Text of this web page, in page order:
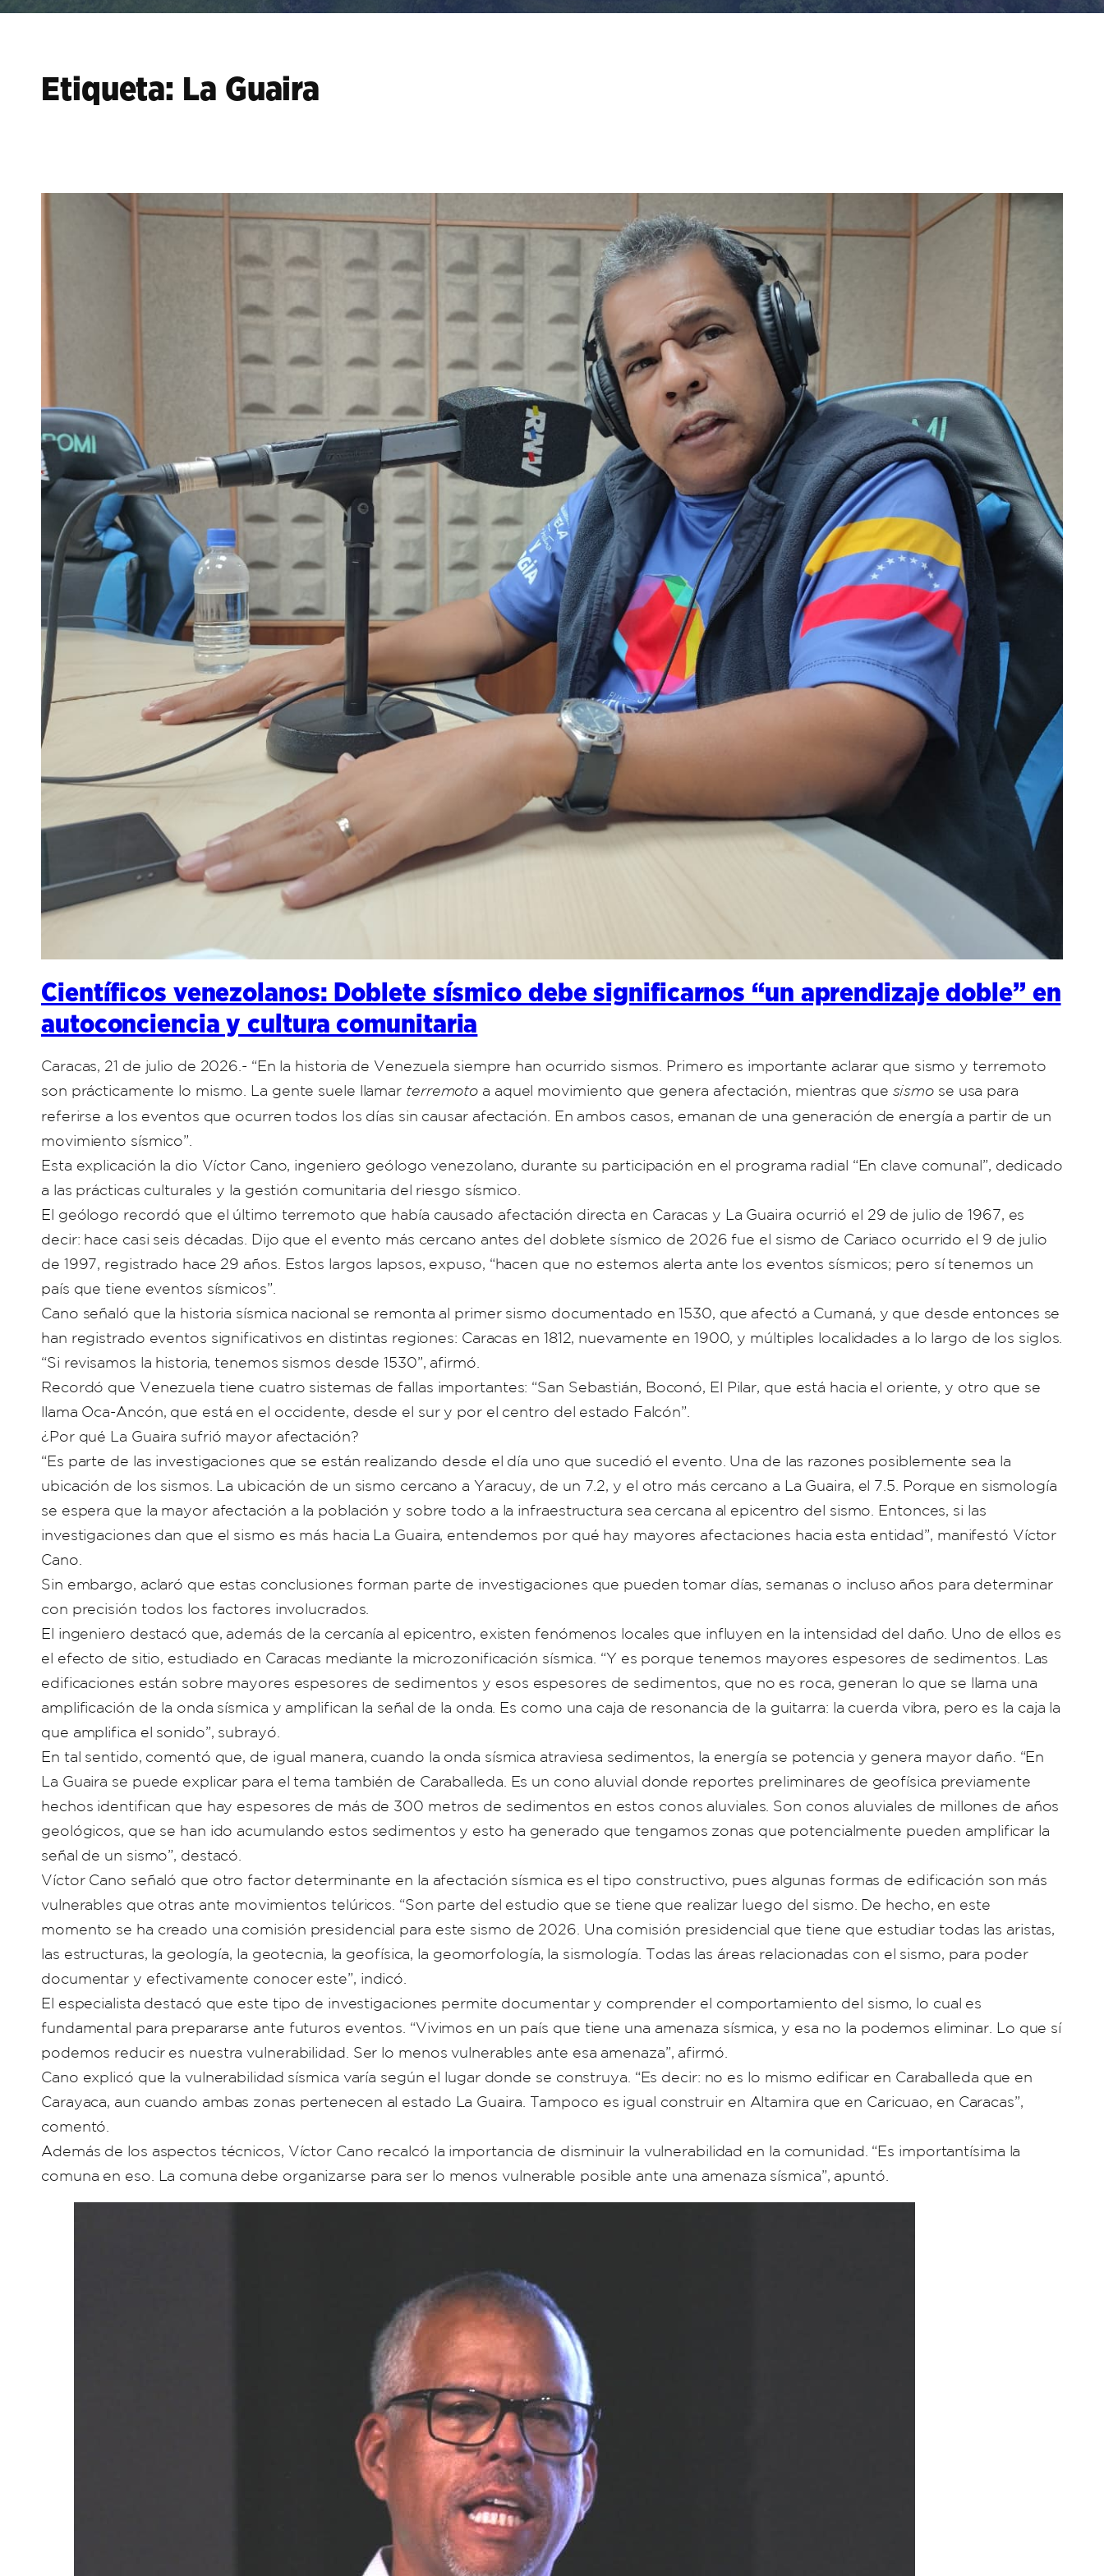
Etiqueta: La Guaira
Científicos venezolanos: Doblete sísmico debe significarnos “un aprendizaje doble” en
autoconciencia y cultura comunitaria
Caracas, 21 de julio de 2026.- “En la historia de Venezuela siempre han ocurrido sismos. Primero es importante aclarar que sismo y terremoto
son prácticamente lo mismo. La gente suele llamar terremoto a aquel movimiento que genera afectación, mientras que sismo se usa para
referirse a los eventos que ocurren todos los días sin causar afectación. En ambos casos, emanan de una generación de energía a partir de un
movimiento sísmico”.
Esta explicación la dio Víctor Cano, ingeniero geólogo venezolano, durante su participación en el programa radial “En clave comunal”, dedicado
a las prácticas culturales y la gestión comunitaria del riesgo sísmico.
El geólogo recordó que el último terremoto que había causado afectación directa en Caracas y La Guaira ocurrió el 29 de julio de 1967, es
decir: hace casi seis décadas. Dijo que el evento más cercano antes del doblete sísmico de 2026 fue el sismo de Cariaco ocurrido el 9 de julio
de 1997, registrado hace 29 años. Estos largos lapsos, expuso, “hacen que no estemos alerta ante los eventos sísmicos; pero sí tenemos un
país que tiene eventos sísmicos”.
Cano señaló que la historia sísmica nacional se remonta al primer sismo documentado en 1530, que afectó a Cumaná, y que desde entonces se
han registrado eventos significativos en distintas regiones: Caracas en 1812, nuevamente en 1900, y múltiples localidades a lo largo de los siglos.
“Si revisamos la historia, tenemos sismos desde 1530”, afirmó.
Recordó que Venezuela tiene cuatro sistemas de fallas importantes: “San Sebastián, Boconó, El Pilar, que está hacia el oriente, y otro que se
llama Oca-Ancón, que está en el occidente, desde el sur y por el centro del estado Falcón”.
¿Por qué La Guaira sufrió mayor afectación?
“Es parte de las investigaciones que se están realizando desde el día uno que sucedió el evento. Una de las razones posiblemente sea la
ubicación de los sismos. La ubicación de un sismo cercano a Yaracuy, de un 7.2, y el otro más cercano a La Guaira, el 7.5. Porque en sismología
se espera que la mayor afectación a la población y sobre todo a la infraestructura sea cercana al epicentro del sismo. Entonces, si las
investigaciones dan que el sismo es más hacia La Guaira, entendemos por qué hay mayores afectaciones hacia esta entidad”, manifestó Víctor
Cano.
Sin embargo, aclaró que estas conclusiones forman parte de investigaciones que pueden tomar días, semanas o incluso años para determinar
con precisión todos los factores involucrados.
El ingeniero destacó que, además de la cercanía al epicentro, existen fenómenos locales que influyen en la intensidad del daño. Uno de ellos es
el efecto de sitio, estudiado en Caracas mediante la microzonificación sísmica. “Y es porque tenemos mayores espesores de sedimentos. Las
edificaciones están sobre mayores espesores de sedimentos y esos espesores de sedimentos, que no es roca, generan lo que se llama una
amplificación de la onda sísmica y amplifican la señal de la onda. Es como una caja de resonancia de la guitarra: la cuerda vibra, pero es la caja la
que amplifica el sonido”, subrayó.
En tal sentido, comentó que, de igual manera, cuando la onda sísmica atraviesa sedimentos, la energía se potencia y genera mayor daño. “En
La Guaira se puede explicar para el tema también de Caraballeda. Es un cono aluvial donde reportes preliminares de geofísica previamente
hechos identifican que hay espesores de más de 300 metros de sedimentos en estos conos aluviales. Son conos aluviales de millones de años
geológicos, que se han ido acumulando estos sedimentos y esto ha generado que tengamos zonas que potencialmente pueden amplificar la
señal de un sismo”, destacó.
Víctor Cano señaló que otro factor determinante en la afectación sísmica es el tipo constructivo, pues algunas formas de edificación son más
vulnerables que otras ante movimientos telúricos. “Son parte del estudio que se tiene que realizar luego del sismo. De hecho, en este
momento se ha creado una comisión presidencial para este sismo de 2026. Una comisión presidencial que tiene que estudiar todas las aristas,
las estructuras, la geología, la geotecnia, la geofísica, la geomorfología, la sismología. Todas las áreas relacionadas con el sismo, para poder
documentar y efectivamente conocer este”, indicó.
El especialista destacó que este tipo de investigaciones permite documentar y comprender el comportamiento del sismo, lo cual es
fundamental para prepararse ante futuros eventos. “Vivimos en un país que tiene una amenaza sísmica, y esa no la podemos eliminar. Lo que sí
podemos reducir es nuestra vulnerabilidad. Ser lo menos vulnerables ante esa amenaza”, afirmó.
Cano explicó que la vulnerabilidad sísmica varía según el lugar donde se construya. “Es decir: no es lo mismo edificar en Caraballeda que en
Carayaca, aun cuando ambas zonas pertenecen al estado La Guaira. Tampoco es igual construir en Altamira que en Caricuao, en Caracas”,
comentó.
Además de los aspectos técnicos, Víctor Cano recalcó la importancia de disminuir la vulnerabilidad en la comunidad. “Es importantísima la
comuna en eso. La comuna debe organizarse para ser lo menos vulnerable posible ante una amenaza sísmica”, apuntó.